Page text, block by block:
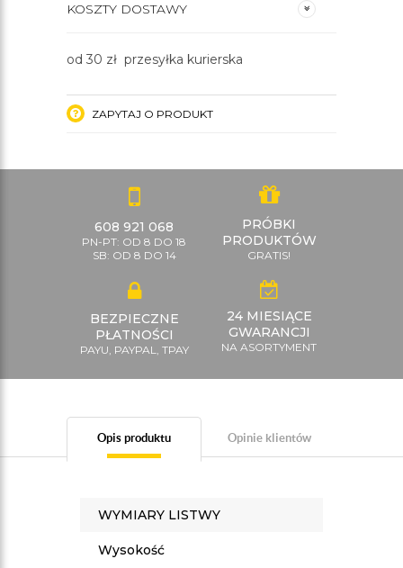
KOSZTY DOSTAWY
od 30 zł przesyłka kurierska
ZAPYTAJ O PRODUKT
608 921 068
PN-PT: OD 8 DO 18
SB: OD 8 DO 14
PRÓBKI
PRODUKTÓW
GRATIS!
BEZPIECZNE
PŁATNOŚCI
PAYU, PAYPAL, TPAY
24 MIESIĄCE
GWARANCJI
NA ASORTYMENT
Opis produktu Opinie klientów
WYMIARY LISTWY
Wysokość